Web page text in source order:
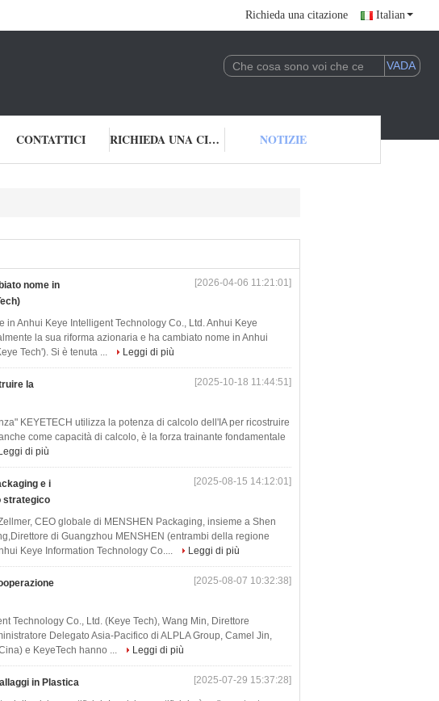
Richieda una citazione Italian
CONTATTICI RICHIEDA UNA CITAZIONE NOTIZIE
nome in
[2026-04-06 11:21:01]
Anhui Keye Intelligent Technology Co., Ltd. Anhui Keye
la sua riforma azionaria e ha cambiato nome in Anhui
Tech'). Si è tenuta ...
Leggi di più
la
[2025-10-18 11:44:51]
KEYETECH utilizza la potenza di calcolo dell'IA per ricostruire
come capacità di calcolo, è la forza trainante fondamentale
Leggi di più
e i
strategico
[2025-08-15 14:12:01]
CEO globale di MENSHEN Packaging, insieme a Shen
di Guangzhou MENSHEN (entrambi della regione
Keye Information Technology Co....
Leggi di più
[2025-08-07 10:32:38]
Technology Co., Ltd. (Keye Tech), Wang Min, Direttore
Delegato Asia-Pacifico di ALPLA Group, Camel Jin,
e KeyeTech hanno ...
Leggi di più
in Plastica [2025-07-29 15:37:28]